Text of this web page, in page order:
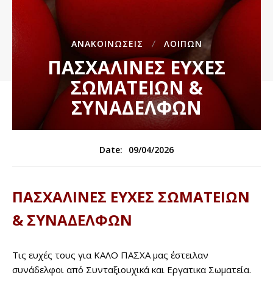
ΑΝΑΚΟΙΝΏΣΕΙΣ ΛΟΙΠΏΝ
ΠΑΣΧΑΛΙΝΕΣ ΕΥΧΕΣ
ΣΩΜΑΤΕΙΩΝ &
ΣΥΝΑΔΕΛΦΩΝ
Date: 09/04/2026
ΠΑΣΧΑΛΙΝΕΣ ΕΥΧΕΣ ΣΩΜΑΤΕΙΩΝ
& ΣΥΝΑΔΕΛΦΩΝ
Τις ευχές τους για ΚΑΛΟ ΠΑΣΧΑ μας έστειλαν
συνάδελφοι από Συνταξιουχικά και Εργατικα Σωματεία.